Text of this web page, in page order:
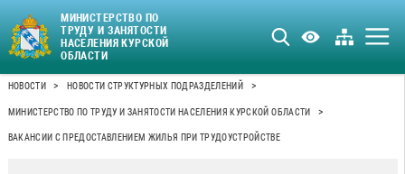
МИНИСТЕРСТВО ПО
ТРУДУ И ЗАНЯТОСТИ
НАСЕЛЕНИЯ КУРСКОЙ
ОБЛАСТИ
НОВОСТИ > НОВОСТИ СТРУКТУРНЫХ ПОДРАЗДЕЛЕНИЙ >
МИНИСТЕРСТВО ПО ТРУДУ И ЗАНЯТОСТИ НАСЕЛЕНИЯ КУРСКОЙ ОБЛАСТИ >
ВАКАНСИИ С ПРЕДОСТАВЛЕНИЕМ ЖИЛЬЯ ПРИ ТРУДОУСТРОЙСТВЕ